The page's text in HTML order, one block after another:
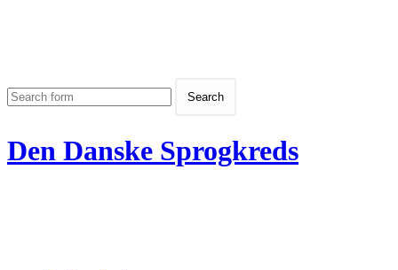
Den Danske Sprogkreds